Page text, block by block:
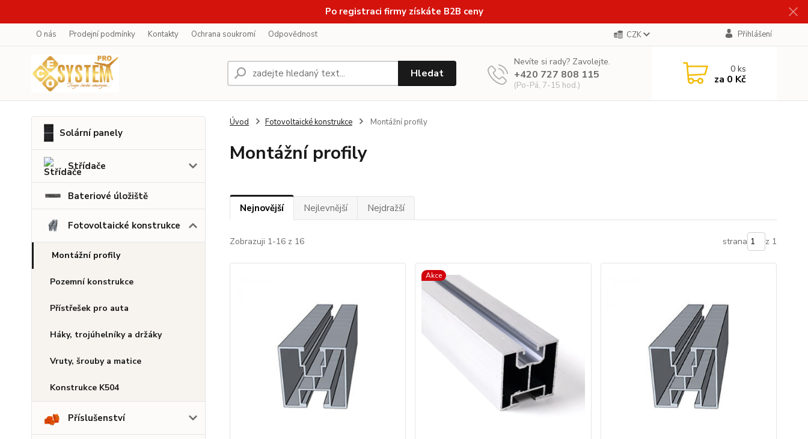
Po registraci firmy získáte B2B ceny
O nás Prodejní podmínky Kontakty Ochrana soukromí Odpovědnost CZK Přihlášení
Hledat
Nevíte si rady? Zavolejte.
+420 727 808 115
(Po-Pá, 7-15 hod.)
0ks
za 0 Kč
Solární panely
Střídače
Bateriové úložiště
Fotovoltaické konstrukce
Montážní profily
Pozemní konstrukce
Přístřešek pro auta
Háky, trojúhelníky a držáky
Vruty, šrouby a matice
Konstrukce K504
Příslušenství
Úvod Fotovoltaické konstrukce Montážní profily
Montážní profily
Nejnovější Nejlevnější Nejdražší
Zobrazuji 1-16 z 16 strana z 1
Akce